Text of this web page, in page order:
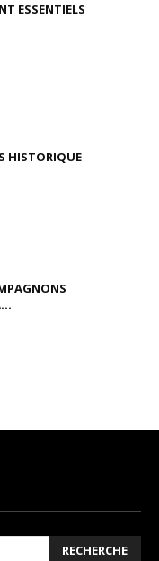
ESSENTIELS
HISTORIQUE